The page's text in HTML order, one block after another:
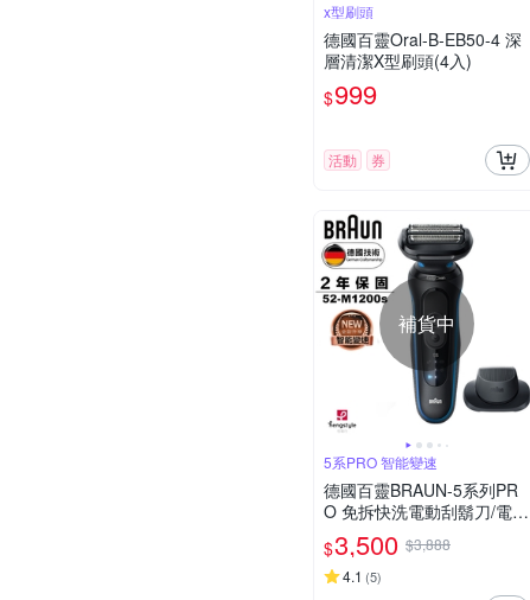
x型刷頭
德國百靈Oral-B-EB50-4 深
層清潔X型刷頭(4入)
$999
活動 券
補貨中
5系PRO 智能變速
德國百靈BRAUN-5系列PR
O 免拆快洗電動刮鬍刀/電鬍
刀 52-M1200s
$3,500 $3,888
4.1 (5)